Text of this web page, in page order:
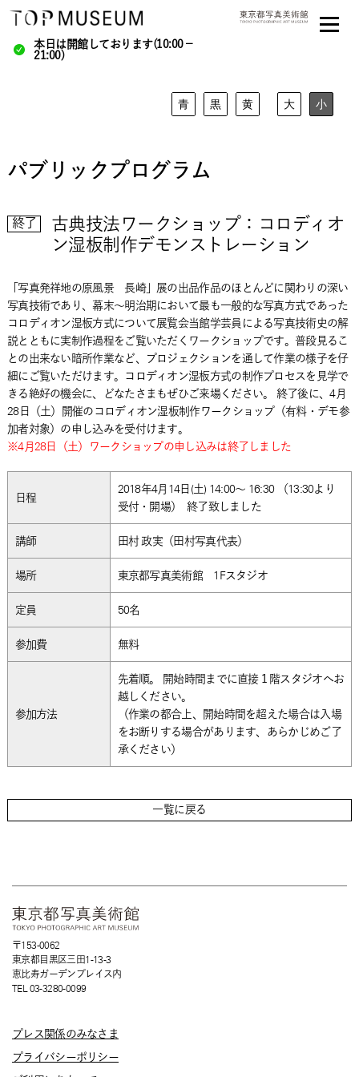
本日は開館しております(10:00－
21:00)
青 黒 黄 大 小
パブリックプログラム
終了
古典技法ワークショップ：コロディオ
ン湿板制作デモンストレーション
「写真発祥地の原風景 長崎」展の出品作品のほとんどに関わりの深い
写真技術であり、幕末～明治期において最も一般的な写真方式であった
コロディオン湿板方式について展覧会当館学芸員による写真技術史の解
説とともに実制作過程をご覧いただくワークショップです。普段見るこ
との出来ない暗所作業など、プロジェクションを通して作業の様子を仔
細にご覧いただけます。コロディオン湿板方式の制作プロセスを見学で
きる絶好の機会に、どなたさまもぜひご来場ください。 終了後に、4月
28日（土）開催のコロディオン湿板制作ワークショップ（有料・デモ参
加者対象）の申し込みを受付けます。
※4月28日（土）ワークショップの申し込みは終了しました
日程
2018年4月14日(土) 14:00～ 16:30 （13:30より
受付・開場） 終了致しました
講師 田村 政実（田村写真代表）
場所 東京都写真美術館 1Fスタジオ
定員 50名
参加費 無料
参加方法
先着順。 開始時間までに直接１階スタジオへお
越しください。
（作業の都合上、開始時間を超えた場合は入場
をお断りする場合があります、あらかじめご了
承ください）
一覧に戻る
〒153-0062
東京都目黒区三田1-13-3
恵比寿ガーデンプレイス内
TEL 03-3280-0099
プレス関係のみなさま
プライバシーポリシー